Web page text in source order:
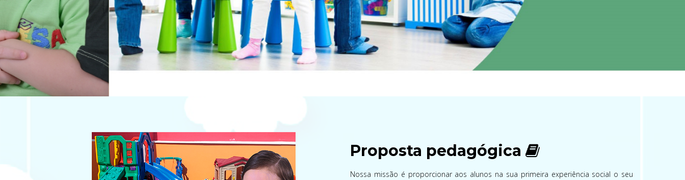
Proposta pedagógica
Nossa missão é proporcionar aos alunos na sua primeira experiência social o seu